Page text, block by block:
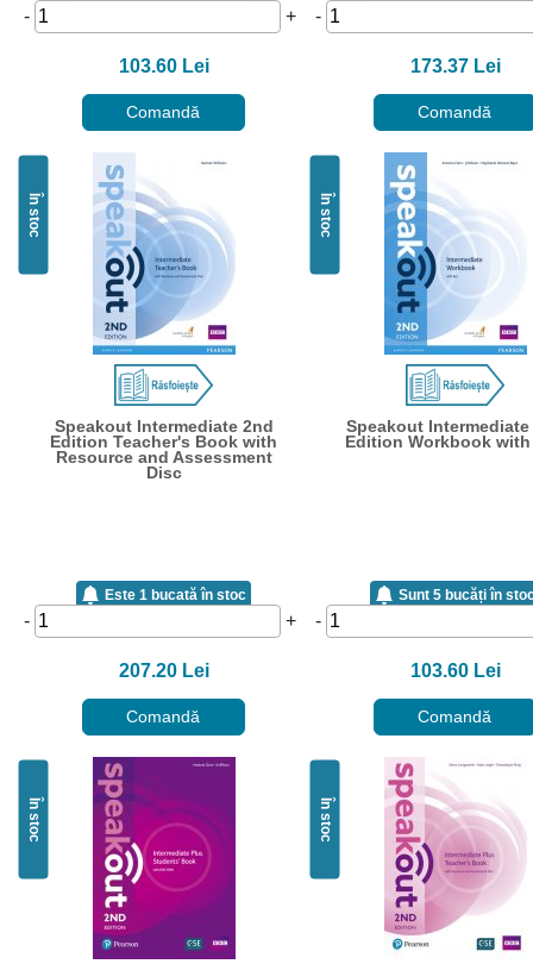
- +
103.60 Lei
Comandă
-
173.37 Lei
Comandă
În stoc
Speakout Intermediate 2nd
Edition Teacher's Book with
Resource and Assessment
Disc
Este 1 bucată în stoc
- +
207.20 Lei
Comandă
În stoc
Speakout Intermediate
Edition Workbook with
Sunt 5 bucăți în
-
103.60 Lei
Comandă
În stoc În stoc